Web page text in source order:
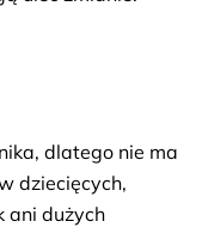
dlatego nie ma
dziecięcych,
ani dużych